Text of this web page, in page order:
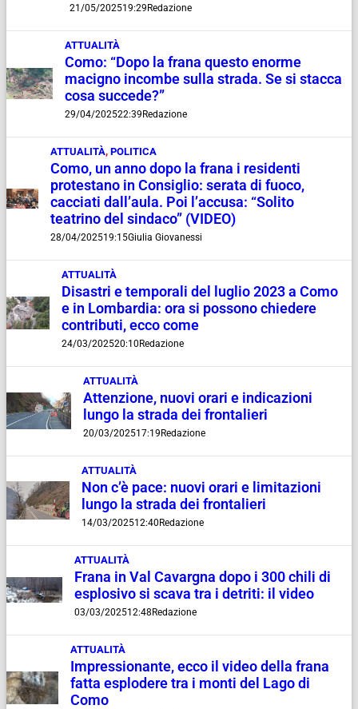
21/05/202519:29Redazione
ATTUALITÀ
Como: “Dopo la frana questo enorme
macigno incombe sulla strada. Se si stacca
cosa succede?”
29/04/202522:39Redazione
ATTUALITÀ,POLITICA
Como, un anno dopo la frana i residenti
protestano in Consiglio: serata di fuoco,
cacciati dall’aula. Poi l’accusa: “Solito
teatrino del sindaco” (VIDEO)
28/04/202519:15Giulia Giovanessi
ATTUALITÀ
Disastri e temporali del luglio 2023 a Como
e in Lombardia: ora si possono chiedere
contributi, ecco come
24/03/202520:10Redazione
ATTUALITÀ
Attenzione, nuovi orari e indicazioni
lungo la strada dei frontalieri
20/03/202517:19Redazione
ATTUALITÀ
Non c’è pace: nuovi orari e limitazioni
lungo la strada dei frontalieri
14/03/202512:40Redazione
ATTUALITÀ
Frana in Val Cavargna dopo i 300 chili di
esplosivo si scava tra i detriti: il video
03/03/202512:48Redazione
ATTUALITÀ
Impressionante, ecco il video della frana
fatta esplodere tra i monti del Lago di
Como